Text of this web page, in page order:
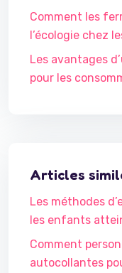
Comment les
l’écologie chez
Les avantages
pour les
Articles
Les méthodes
les enfants
Comment
autocollantes